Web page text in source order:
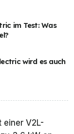
im Test: Was
wird es auch
einer V2L-